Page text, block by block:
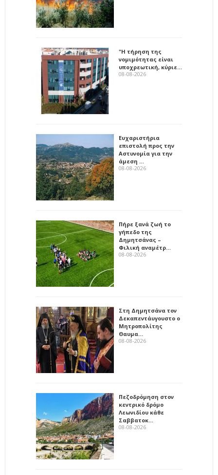
"Η τήρηση της
νομιμότητας είναι
υποχρεωτική, κύριε…
08-08-2026
Ευχαριστήρια
επιστολή προς την
Αστυνομία για την
άμεση …
08-08-2026
Πήρε ξανά ζωή το
γήπεδο της
Δημητσάνας –
Φιλική αναμέτρ…
08-08-2026
Στη Δημητσάνα τον
Δεκαπεντάυγουστο ο
Μητροπολίτης
Θαυμα…
08-08-2026
Πεζοδρόμηση στον
κεντρικό δρόμο
Λεωνιδίου κάθε
Σαββατοκ…
08-08-2026